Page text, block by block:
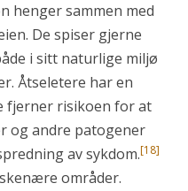
henger sammen med
De spiser gjerne
i sitt naturlige miljø
Åtseletere har en
fjerner risikoen for at
og andre patogener
av sykdom.[18]
områder.